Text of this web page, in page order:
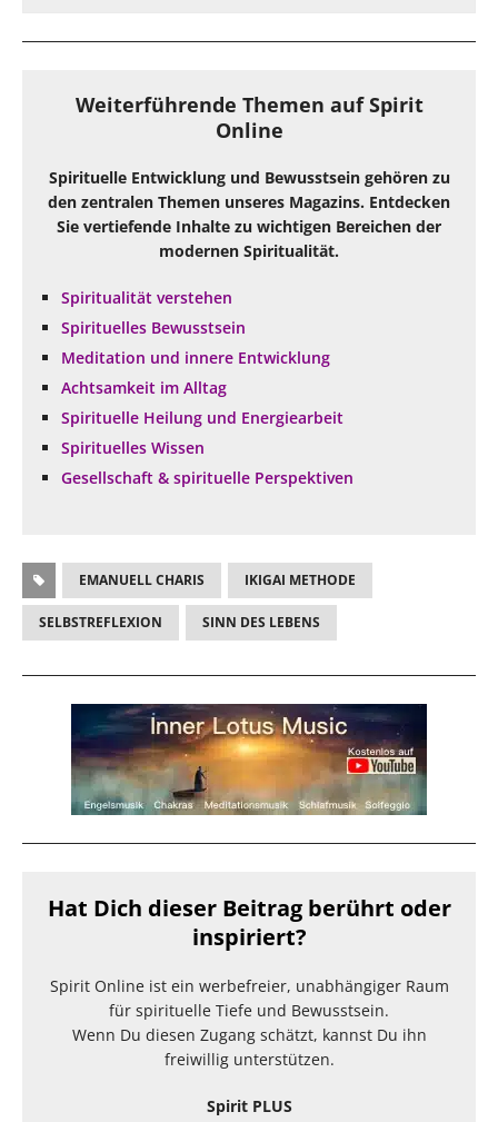
Weiterführende Themen auf Spirit
Online
Spirituelle Entwicklung und Bewusstsein gehören zu
den zentralen Themen unseres Magazins. Entdecken
Sie vertiefende Inhalte zu wichtigen Bereichen der
modernen Spiritualität.
Spiritualität verstehen
Spirituelles Bewusstsein
Meditation und innere Entwicklung
Achtsamkeit im Alltag
Spirituelle Heilung und Energiearbeit
Spirituelles Wissen
Gesellschaft & spirituelle Perspektiven
EMANUELL CHARIS IKIGAI METHODE
SELBSTREFLEXION SINN DES LEBENS
Hat Dich dieser Beitrag berührt oder
inspiriert?
Spirit Online ist ein werbefreier, unabhängiger Raum
für spirituelle Tiefe und Bewusstsein.
Wenn Du diesen Zugang schätzt, kannst Du ihn
freiwillig unterstützen.
Spirit PLUS